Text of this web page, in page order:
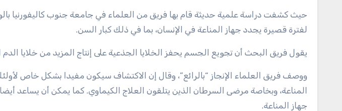
حيث كشفت دراسة علمية حديثة قام بها فريق من العلماء في جامعة جنوب كاليفورنيا
لفترة قصيرة يجدد جهاز المناعة في الإنسان، بما في ذلك كبار السن.
يقول فريق البحث أن تجويع الجسم يحفز الخلايا الجذعية على إنتاج المزيد من خلايا الدم
ووصف فريق العلماء الإنجاز “بالرائع”، وقال إن الاكتشاف سيكون مفيدا بشكل خاص
المناعة، وبخاصة مرضى السرطان الذين يتلقون العلاج الكيماوي. كما يمكن أن يساعد
جهاز المناعة.